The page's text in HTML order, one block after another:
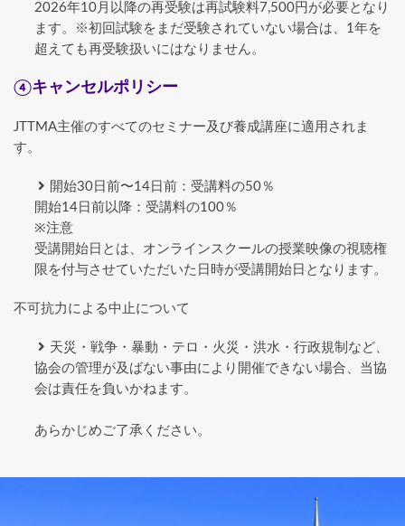
2026年10月以降の再受験は再試験料7,500円が必要となり
ます。※初回試験をまだ受験されていない場合は、1年を
超えても再受験扱いにはなりません。
④キャンセルポリシー
JTTMA主催のすべてのセミナー及び養成講座に適用されま
す。
開始30日前〜14日前：受講料の50％
開始14日前以降：受講料の100％
※注意
受講開始日とは、オンラインスクールの授業映像の視聴権
限を付与させていただいた日時が受講開始日となります。
不可抗力による中止について
天災・戦争・暴動・テロ・火災・洪水・行政規制など、
協会の管理が及ばない事由により開催できない場合、当協
会は責任を負いかねます。
あらかじめご了承ください。